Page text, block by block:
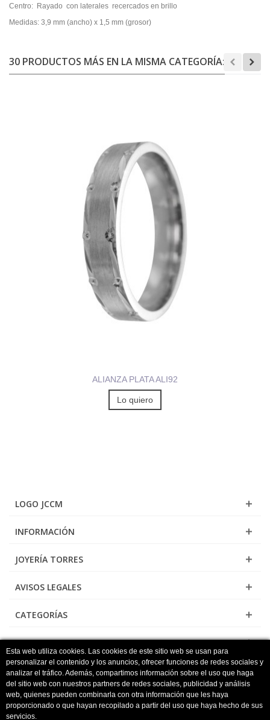
Centro: Rayado con laterales recercados en brillo
Medidas: 3,9 mm (ancho) x 1,5 mm (grosor)
30 PRODUCTOS MÁS EN LA MISMA CATEGORÍA:
ALIANZA PLATA ALI92
Lo quiero
LOGO JCCM
INFORMACIÓN
JOYERÍA TORRES
AVISOS LEGALES
CATEGORÍAS
NEWSLETTER
Torres Joyeros - Tu joyería online de confianza
Esta web utiliza cookies. Las cookies de este sitio web se usan para
personalizar el contenido y los anuncios, ofrecer funciones de redes sociales y
analizar el tráfico. Además, compartimos información sobre el uso que haga
del sitio web con nuestros partners de redes sociales, publicidad y análisis
web, quienes pueden combinarla con otra información que les haya
proporcionado o que hayan recopilado a partir del uso que haya hecho de sus
servicios.